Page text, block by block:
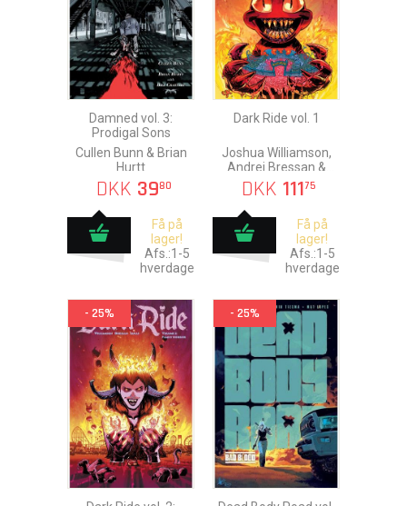
Damned vol. 3:
Prodigal Sons
Cullen Bunn & Brian
Hurtt
DKK 3980
Få på
lager!
Afs.:1-5
hverdage
Dark Ride vol. 1
Joshua Williamson,
Andrei Bressan &
Adriano Lucas
DKK 11175
Få på
lager!
Afs.:1-5
hverdage
- 25% - 25%